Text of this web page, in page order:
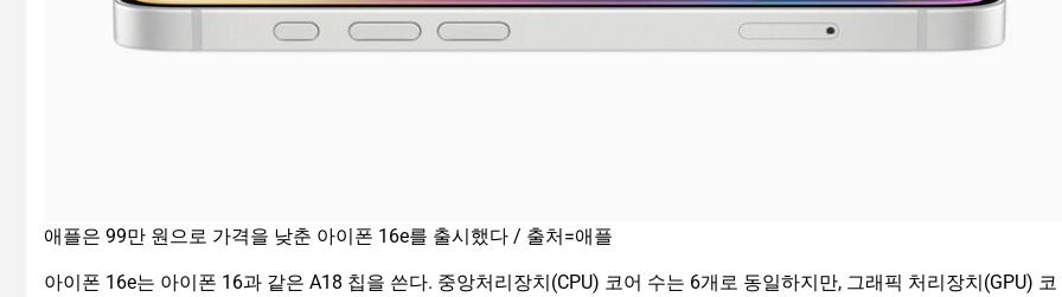
애플은 99만 원으로 가격을 낮춘 아이폰 16e를 출시했다 / 출처=애플
아이폰 16e는 아이폰 16과 같은 A18 칩을 쓴다. 중앙처리장치(CPU) 코어 수는 6개로 동일하지만, 그래픽 처리장치(GPU) 코